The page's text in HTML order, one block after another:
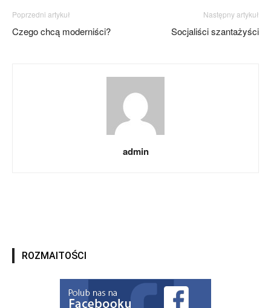
Poprzedni artykuł
Czego chcą moderniści?
Następny artykuł
Socjaliści szantażyści
admin
ROZMAITOŚCI